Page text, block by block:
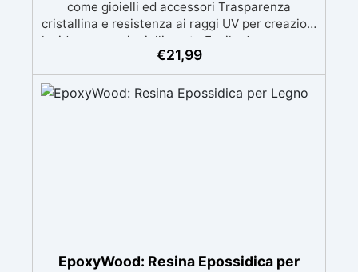
come gioielli ed accessori Trasparenza
cristallina e resistenza ai raggi UV per creazioni
lucide e senza ingiallimento Facile da usare con
rapporto di miscelazione 1:1 e lunga lavorabilità
per dettagli precisi Compatibile con coloranti in
pasta o polvere per personalizzazioni infinite
€21,99
EpoxyWood: Resina Epossidica per